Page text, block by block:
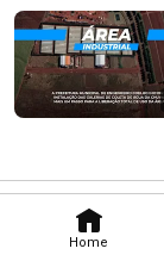
Home